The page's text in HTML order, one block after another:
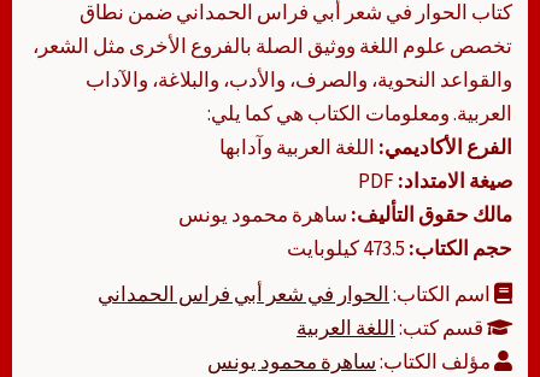
كتاب الحوار في شعر أبي فراس الحمداني ضمن نطاق
تخصص علوم اللغة ووثيق الصلة بالفروع الأخرى مثل الشعر،
والقواعد النحوية، والصرف، والأدب، والبلاغة، والآداب
العربية. ومعلومات الكتاب هي كما يلي:
الفرع الأكاديمي: اللغة العربية وآدابها
صيغة الامتداد:
مالك حقوق التأليف: ساهرة محمود يونس
حجم الكتاب:
اسم الكتاب:الحوار في شعر أبي فراس الحمداني
قسم كتب:اللغة العربية
مؤلف الكتاب:ساهرة محمود يونس